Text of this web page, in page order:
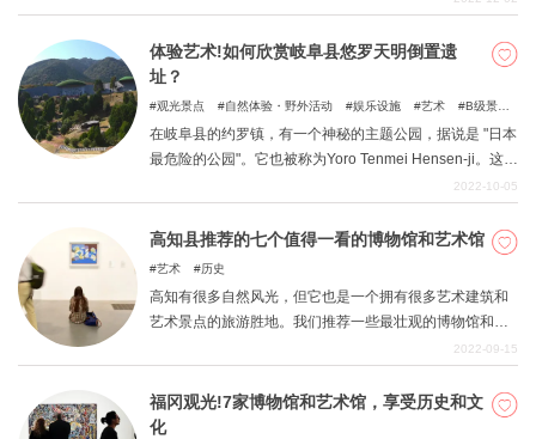
体验艺术!如何欣赏岐阜县悠罗天明倒置遗
址？
观光景点 自然体验・野外活动 娱乐设施 艺术
B级景
在岐阜县的约罗镇，有一个神秘的主题公园，据说是 "日本
最危险的公园"。它也被称为Yoro Tenmei Hensen-ji。这篇
文章将为你提供丰富的信息，介绍Yoro Tenmei Hensen Ji
2022-10-05
高知县推荐的七个值得一看的博物馆和艺术馆
艺术 历史
高知有很多自然风光，但它也是一个拥有很多艺术建筑和
艺术景点的旅游胜地。我们推荐一些最壮观的博物馆和艺
2022-09-15
福冈观光!7家博物馆和艺术馆，享受历史和文
化